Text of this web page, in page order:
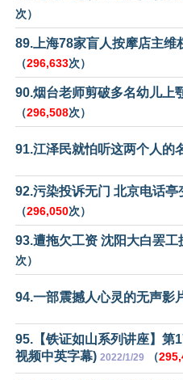
次）
89.上海78家盲人按摩店主维
（296,633次）
90.烟台老师剪破多名幼儿上
（296,508次）
91.江泽民就怕听这两个人的
92.污染投诉无门 北京电话亭
（296,050次）
93.遭拖欠工资 沈阳大白罢工
次）
94.一部震撼人心灵的无声影
95.【铁证如山系列讲座】第
视频中英字幕) 2022/1/29 （